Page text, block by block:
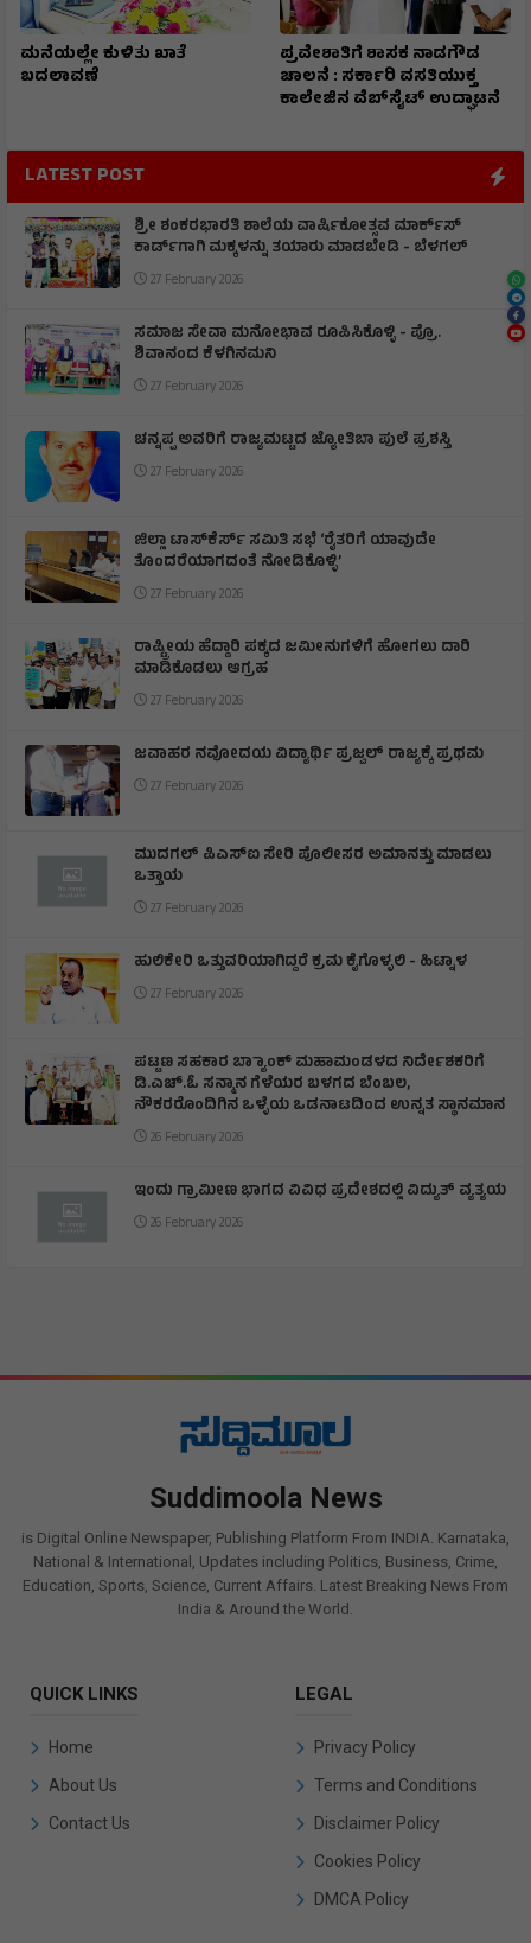
ಮನೆಯಲ್ಲೇ ಕುಳಿತು ಖಾತೆ
ಬದಲಾವಣೆ
ಪ್ರವೇಶಾತಿಗೆ ಶಾಸಕ ನಾಡಗೌಡ
ಚಾಲನೆ : ಸರ್ಕಾರಿ ವಸತಿಯುಕ್ತ
ಕಾಲೇಜಿನ ವೆಬ್‌ಸೈಟ್ ಉದ್ಘಾಟನೆ
LATEST POST
ಶ್ರೀ ಶಂಕರಭಾರತಿ ಶಾಲೆಯ ವಾರ್ಷಿಕೋತ್ಸವ ಮಾರ್ಕ್‌ಸ್‌
ಕಾರ್ಡ್‌ಗಾಗಿ ಮಕ್ಕಳನ್ನು ತಯಾರು ಮಾಡಬೇಡಿ - ಬೆಳಗಲ್
27 February 2026
ಸಮಾಜ ಸೇವಾ ಮನೋಭಾವ ರೂಪಿಸಿಕೊಳ್ಳಿ - ಪ್ರೊ.
ಶಿವಾನಂದ ಕೆಳಗಿನಮನಿ
27 February 2026
ಚನ್ನಪ್ಪ ಅವರಿಗೆ ರಾಜ್ಯಮಟ್ಟದ ಜ್ಯೋತಿಬಾ ಪುಲೆ ಪ್ರಶಸ್ತಿ
27 February 2026
ಜಿಲ್ಲಾ ಟಾಸ್‌‌ಕೆರ್ಸ್ ಸಮಿತಿ ಸಭೆ ‘ರೈತರಿಗೆ ಯಾವುದೇ
ತೊಂದರೆಯಾಗದಂತೆ ನೋಡಿಕೊಳ್ಳಿ’
27 February 2026
ರಾಷ್ಟ್ರೀಯ ಹೆದ್ದಾರಿ ಪಕ್ಕದ ಜಮೀನುಗಳಿಗೆ ಹೋಗಲು ದಾರಿ
ಮಾಡಿಕೊಡಲು ಆಗ್ರಹ
27 February 2026
ಜವಾಹರ ನವೋದಯ ವಿದ್ಯಾರ್ಥಿ ಪ್ರಜ್ವಲ್ ರಾಜ್ಯಕ್ಕೆ ಪ್ರಥಮ
27 February 2026
ಮುದಗಲ್ ಪಿಎಸ್‌ಐ ಸೇರಿ ಪೊಲೀಸರ ಅಮಾನತ್ತು ಮಾಡಲು
ಒತ್ತಾಯ
27 February 2026
ಹುಲಿಕೇರಿ ಒತ್ತುವರಿಯಾಗಿದ್ದರೆ ಕ್ರಮ ಕೈಗೊಳ್ಳಲಿ - ಹಿಟ್ನಾಳ
27 February 2026
ಪಟ್ಟಣ ಸಹಕಾರ ಬ್ಯಾಾಂಕ್ ಮಹಾಮಂಡಳದ ನಿರ್ದೇಶಕರಿಗೆ
ಡಿ.ಎಚ್.ಓ ಸನ್ಮಾನ ಗೆಳೆಯರ ಬಳಗದ ಬೆಂಬಲ,
ನೌಕರರೊಂದಿಗಿನ ಒಳ್ಳೆಯ ಒಡನಾಟದಿಂದ ಉನ್ನತ ಸ್ಥಾನಮಾನ
26 February 2026
ಇಂದು ಗ್ರಾಮೀಣ ಭಾಗದ ವಿವಿಧ ಪ್ರದೇಶದಲ್ಲಿ ವಿದ್ಯುತ್ ವ್ಯತ್ಯಯ
26 February 2026
Suddimoola News
is Digital Online Newspaper, Publishing Platform From INDIA. Karnataka,
National & International, Updates including Politics, Business, Crime,
Education, Sports, Science, Current Affairs. Latest Breaking News From
India & Around the World.
QUICK LINKS
Home
About Us
Contact Us
LEGAL
Privacy Policy
Terms and Conditions
Disclaimer Policy
Cookies Policy
DMCA Policy